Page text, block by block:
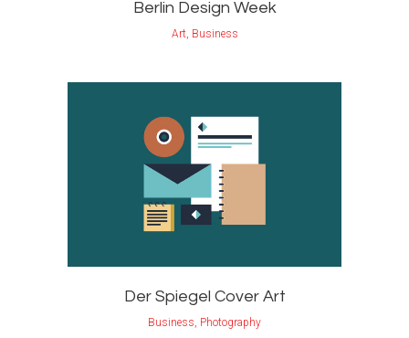
Berlin Design Week
Art, Business
Der Spiegel Cover Art
Business, Photography